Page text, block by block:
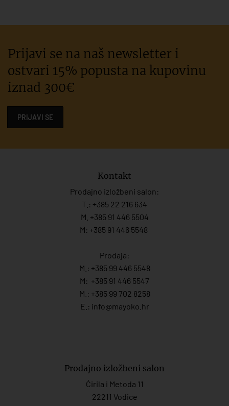
Prijavi se na naš newsletter i
ostvari 15% popusta na kupovinu
iznad 300€
PRIJAVI SE
Kontakt
Prodajno izložbeni salon:
T.: +385 22 216 634
M. +385 91 446 5504
M: +385 91 446 5548
Prodaja:
M.: +385 99 446 5548
M: +385 91 446 5547
M.: +385 99 702 8258
E.: info@mayoko. hr
Prodajno izložbeni salon
Ćirila i Metoda 11
22211 Vodice